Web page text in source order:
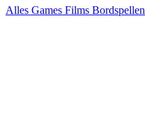
Alles Games Films Bordspellen